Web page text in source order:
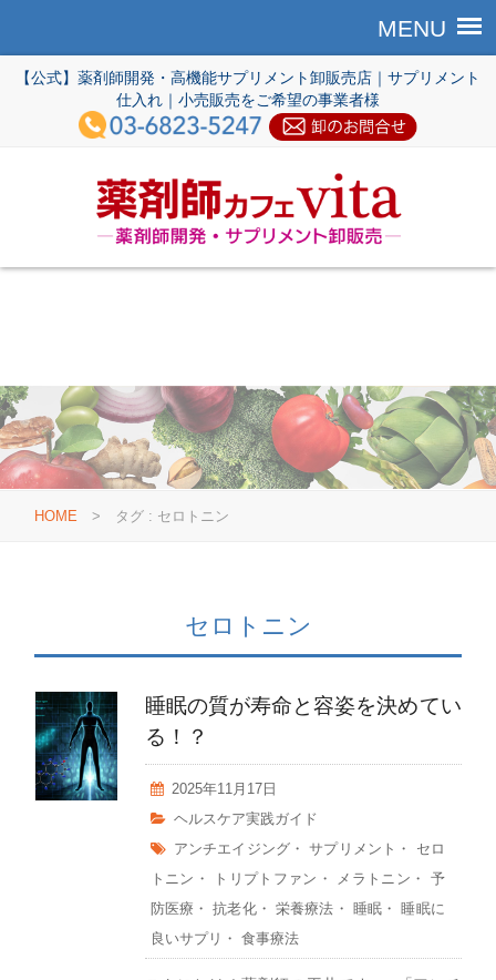
【公式】薬剤師開発・高機能サプリメント卸販売店｜サプリメント
仕入れ｜小売販売をご希望の事業者様
HOME > タグ : セロトニン
セロトニン
睡眠の質が寿命と容姿を決めてい
る！？
2025年11月17日
ヘルスケア実践ガイド
アンチエイジング・サプリメント ・ セロ
トニン ・ トリプトファン ・ メラトニン ・ 予
防医療 ・抗老化・ 栄養療法 ・ 睡眠 ・ 睡眠に
良いサプリ ・ 食事療法